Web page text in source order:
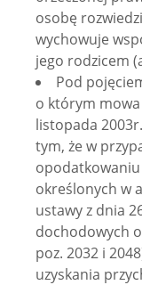
osobę
wychowuje
jego rodzicem
Pod
o którym
listopada
tym, że w
określonych w
ustawy z dnia
dochodowych
poz. 2032 i
uzyskania